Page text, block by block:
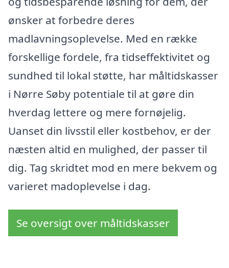
ønsker at forbedre deres
madlavningsoplevelse. Med en række
forskellige fordele, fra tidseffektivitet og
sundhed til lokal støtte, har måltidskasser
i Nørre Søby potentiale til at gøre din
hverdag lettere og mere fornøjelig.
Uanset din livsstil eller kostbehov, er der
næsten altid en mulighed, der passer til
dig. Tag skridtet mod en mere bekvem og
varieret madoplevelse i dag.
Se oversigt over måltidskasser